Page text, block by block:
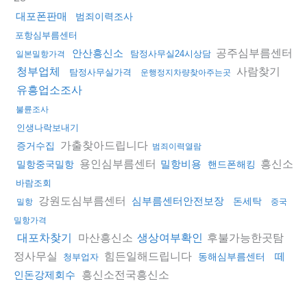
대포폰판매 범죄이력조사
포항심부름센터
일본밀항가격 안산흥신소 탐정사무실24시상담 공주심부름센터
청부업체 탐정사무실가격 운행정지차량찾아주는곳 사람찾기
유흥업소조사
불륜조사
인생나락보내기
증거수집 가출찾아드립니다 범죄이력열람
밀항중국밀항 용인심부름센터 밀항비용 핸드폰해킹 흥신소
바람조회
밀항 강원도심부름센터 심부름센터안전보장 돈세탁
중국
밀항가격
대포차찾기 마산흥신소 생상여부확인 후불가능한곳탐
정사무실
청부업자 힘든일해드립니다 동해심부름센터
떼
인돈강제회수
흥신소전국흥신소